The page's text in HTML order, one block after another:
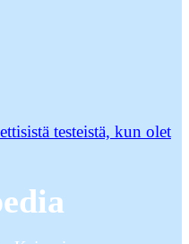
testeistä, kun olet